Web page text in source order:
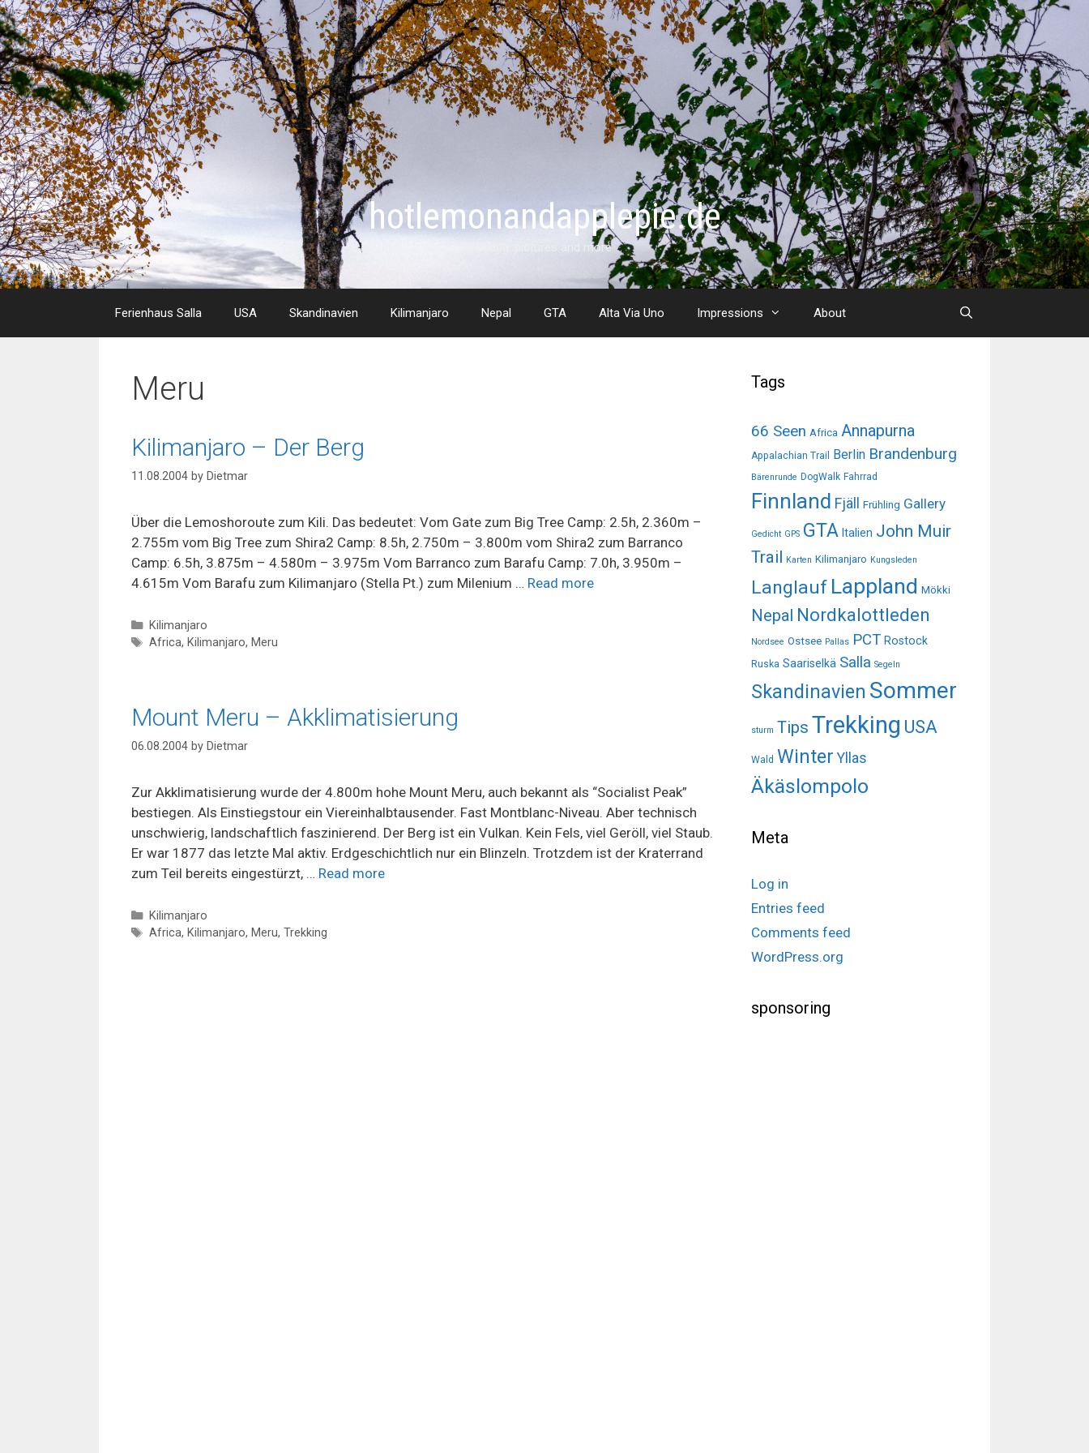
Skip
to
content
hotlemonandapplepie.de
trekking, pictures and more …
Ferienhaus Salla USA Skandinavien Kilimanjaro Nepal GTA Alta Via Uno Impressions About
Meru
Kilimanjaro – Der Berg
11.08.2004 by Dietmar
Über die Lemoshoroute zum Kili. Das bedeutet: Vom Gate zum Big Tree Camp: 2.5h, 2.360m –
2.755m vom Big Tree zum Shira2 Camp: 8.5h, 2.750m – 3.800m vom Shira2 zum Barranco
Camp: 6.5h, 3.875m – 4.580m – 3.975m Vom Barranco zum Barafu Camp: 7.0h, 3.950m –
4.615m Vom Barafu zum Kilimanjaro (Stella Pt.) zum Milenium … Read more
Categories
Kilimanjaro
Tags
Africa, Kilimanjaro, Meru
Mount Meru – Akklimatisierung
06.08.2004 by Dietmar
Zur Akklimatisierung wurde der 4.800m hohe Mount Meru, auch bekannt als “Socialist Peak”
bestiegen. Als Einstiegstour ein Viereinhalbtausender. Fast Montblanc-Niveau. Aber technisch
unschwierig, landschaftlich faszinierend. Der Berg ist ein Vulkan. Kein Fels, viel Geröll, viel Staub.
Er war 1877 das letzte Mal aktiv. Erdgeschichtlich nur ein Blinzeln. Trotzdem ist der Kraterrand
zum Teil bereits eingestürzt, … Read more
Categories
Kilimanjaro
Tags
Africa, Kilimanjaro, Meru, Trekking
Tags
66 Seen Africa Annapurna
Appalachian Trail Berlin Brandenburg
Bärenrunde DogWalk Fahrrad
Finnland Fjäll Frühling Gallery
Gedicht GPS GTA Italien John Muir
Trail Karten Kilimanjaro Kungsleden
Langlauf Lappland Mökki
Nepal Nordkalottleden
Nordsee Ostsee Pallas PCT Rostock
Ruska Saariselkä Salla Segeln
Skandinavien Sommer
sturm Tips Trekking USA
Wald Winter Yllas
Äkäslompolo
Meta
Log in
Entries feed
Comments feed
WordPress.org
sponsoring